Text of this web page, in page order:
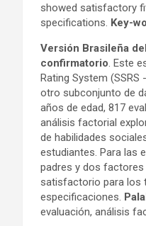
showed satisfactory
specifications. Key-
Versión Brasileña
confirmatorio . Este
Rating System
otro subconjunto de
años de edad, 817
análisis factorial
de habilidades
estudiantes. Para las
padres y dos
satisfactorio para los
especificaciones.
evaluación, análisis